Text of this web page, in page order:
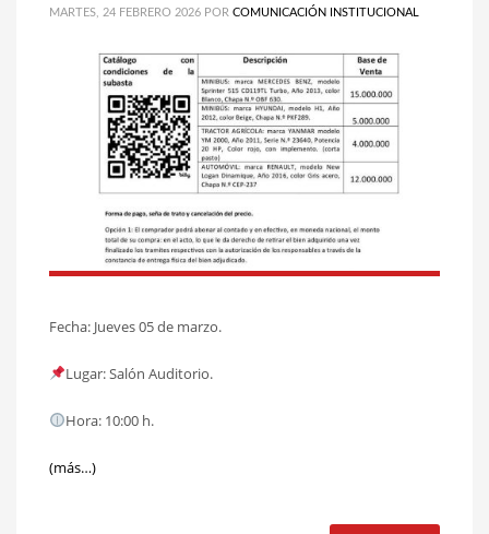
MARTES, 24 FEBRERO 2026 POR COMUNICACIÓN INSTITUCIONAL
Fecha: Jueves 05 de marzo.
Lugar: Salón Auditorio.
Hora: 10:00 h.
(más…)